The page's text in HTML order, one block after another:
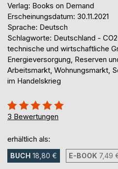
Verlag: Books on Demand
Erscheinungsdatum: 30.11.2021
Sprache: Deutsch
Schlagworte: Deutschland -
technische und wirtschaftliche
Energieversorgung, Reserven
Arbeitsmarkt, Wohnungsmarkt,
im Handelskrieg
Bewertung::
100%
3 Bewertungen
erhältlich als:
BUCH 18,80 € E-BOOK 7,49